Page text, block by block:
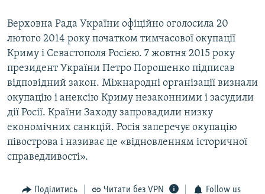
Верховна Рада України офіційно оголосила 20
лютого 2014 року початком тимчасової окупації
Криму і Севастополя Росією. 7 жовтня 2015 року
президент України Петро Порошенко підписав
відповідний закон. Міжнародні організації визнали
окупацію і анексію Криму незаконними і засудили
дії Росії. Країни Заходу запровадили низку
економічних санкцій. Росія заперечує окупацію
півострова і називає це «відновленням історичної
справедливості».
Поділитись Читати без VPN Follow us